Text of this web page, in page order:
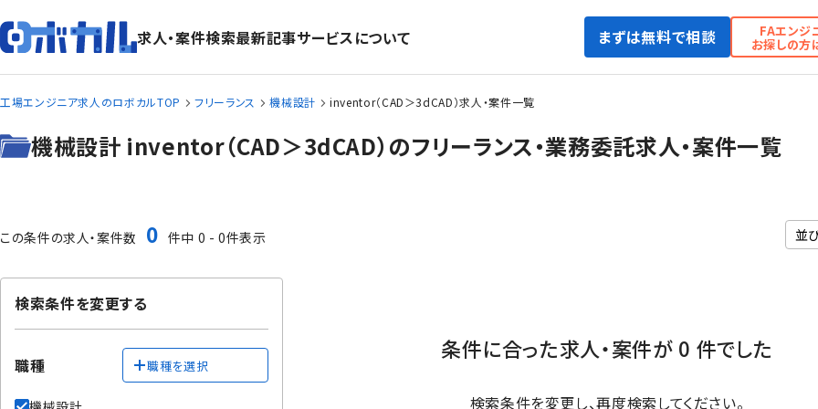
求人・案件検索最新記事サービスについて まずは無料で相談 FAエンジ
お探しの方
工場エンジニア求人のロボカルTOP フリーランス 機械設計 inventor（CAD＞3dCAD）求人・案件一覧
機械設計 inventor（CAD＞3dCAD）のフリーランス・業務委託求人・案件一覧
この条件の求人・案件数 0 件中 0 - 0件表示
条件に合った求人・案件が 0 件でした
検索条件を変更し、再度検索してください。
検索条件を変更する
職種 職種を選択